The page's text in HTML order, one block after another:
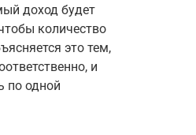
доход будет
количество
это тем,
и
по одной